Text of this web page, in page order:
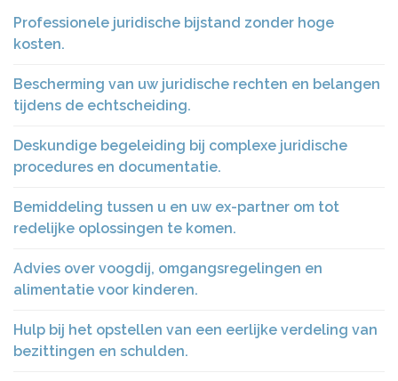
Professionele juridische bijstand zonder hoge
kosten.
Bescherming van uw juridische rechten en belangen
tijdens de echtscheiding.
Deskundige begeleiding bij complexe juridische
procedures en documentatie.
Bemiddeling tussen u en uw ex-partner om tot
redelijke oplossingen te komen.
Advies over voogdij, omgangsregelingen en
alimentatie voor kinderen.
Hulp bij het opstellen van een eerlijke verdeling van
bezittingen en schulden.